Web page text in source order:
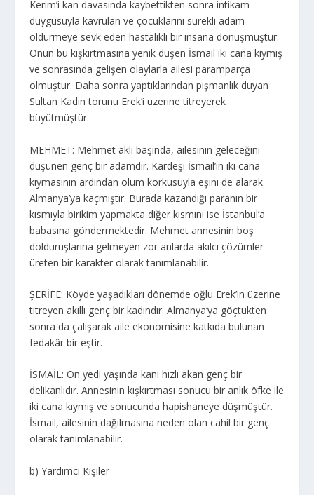
Kerim’i kan davasında kaybettikten sonra intikam
duygusuyla kavrulan ve çocuklarını sürekli adam
öldürmeye sevk eden hastalıklı bir insana dönüşmüştür.
Onun bu kışkırtmasına yenik düşen İsmail iki cana kıymış
ve sonrasında gelişen olaylarla ailesi paramparça
olmuştur. Daha sonra yaptıklarından pişmanlık duyan
Sultan Kadın torunu Erek’i üzerine titreyerek
büyütmüştür.
MEHMET: Mehmet aklı başında, ailesinin geleceğini
düşünen genç bir adamdır. Kardeşi İsmail’in iki cana
kıymasının ardından ölüm korkusuyla eşini de alarak
Almanya’ya kaçmıştır. Burada kazandığı paranın bir
kısmıyla birikim yapmakta diğer kısmını ise İstanbul’a
babasına göndermektedir. Mehmet annesinin boş
dolduruşlarına gelmeyen zor anlarda akılcı çözümler
üreten bir karakter olarak tanımlanabilir.
ŞERİFE: Köyde yaşadıkları dönemde oğlu Erek’in üzerine
titreyen akıllı genç bir kadındır. Almanya’ya göçtükten
sonra da çalışarak aile ekonomisine katkıda bulunan
fedakâr bir eştir.
İSMAİL: On yedi yaşında kanı hızlı akan genç bir
delikanlıdır. Annesinin kışkırtması sonucu bir anlık öfke ile
iki cana kıymış ve sonucunda hapishaneye düşmüştür.
İsmail, ailesinin dağılmasına neden olan cahil bir genç
olarak tanımlanabilir.
b) Yardımcı Kişiler